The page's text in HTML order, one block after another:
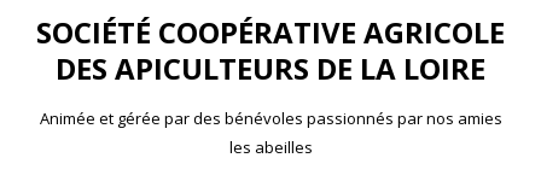
SOCIÉTÉ COOPÉRATIVE AGRICOLE
DES APICULTEURS DE LA LOIRE
Animée et gérée par des bénévoles passionnés par nos amies
les abeilles